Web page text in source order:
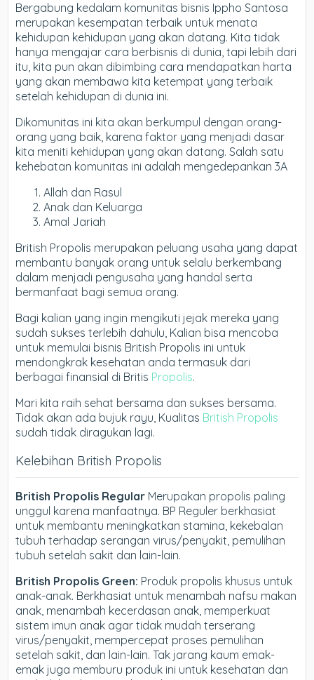
Bergabung kedalam komunitas bisnis Ippho Santosa
merupakan kesempatan terbaik untuk menata
kehidupan kehidupan yang akan datang. Kita tidak
hanya mengajar cara berbisnis di dunia, tapi lebih dari
itu, kita pun akan dibimbing cara mendapatkan harta
yang akan membawa kita ketempat yang terbaik
setelah kehidupan di dunia ini.
Dikomunitas ini kita akan berkumpul dengan orang-
orang yang baik, karena faktor yang menjadi dasar
kita meniti kehidupan yang akan datang. Salah satu
kehebatan komunitas ini adalah mengedepankan 3A
Allah dan Rasul
Anak dan Keluarga
Amal Jariah
British Propolis merupakan peluang usaha yang dapat
membantu banyak orang untuk selalu berkembang
dalam menjadi pengusaha yang handal serta
bermanfaat bagi semua orang.
Bagi kalian yang ingin mengikuti jejak mereka yang
sudah sukses terlebih dahulu, Kalian bisa mencoba
untuk memulai bisnis British Propolis ini untuk
mendongkrak kesehatan anda termasuk dari
berbagai finansial di Britis Propolis.
Mari kita raih sehat bersama dan sukses bersama.
Tidak akan ada bujuk rayu, Kualitas British Propolis
sudah tidak diragukan lagi.
Kelebihan British Propolis
British Propolis Regular Merupakan propolis paling
unggul karena manfaatnya. BP Reguler berkhasiat
untuk membantu meningkatkan stamina, kekebalan
tubuh terhadap serangan virus/penyakit, pemulihan
tubuh setelah sakit dan lain-lain.
British Propolis Green: Produk propolis khusus untuk
anak-anak. Berkhasiat untuk menambah nafsu makan
anak, menambah kecerdasan anak, memperkuat
sistem imun anak agar tidak mudah terserang
virus/penyakit, mempercepat proses pemulihan
setelah sakit, dan lain-lain. Tak jarang kaum emak-
emak juga memburu produk ini untuk kesehatan dan